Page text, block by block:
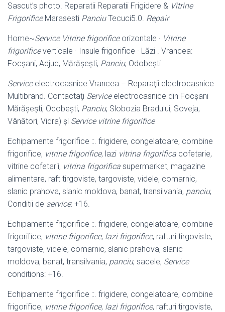
Sascut’s photo. Reparatii Reparatii Frigidere & Vitrine
FrigorificeMarasesti PanciuTecuci5.0. Repair
Home~Service Vitrine frigorificeorizontale · Vitrine
frigorificeverticale · Insule frigorifice · Lăzi . Vrancea:
Focșani, Adjud, Mărășești, Panciu, Odobești
Serviceelectrocasnice Vrancea – Reparaţii electrocasnice
Multibrand. Contactaţi Serviceelectrocasnice din Focşani
Mărăşeşti, Odobeşti, Panciu, Slobozia Bradului, Soveja,
Vânători, Vidra) şi Service vitrine frigorifice
Echipamente frigorifice ::. frigidere, congelatoare, combine
frigorifice, vitrine frigorifice, lazi vitrina frigorifica cofetarie,
vitrine cofetarii, vitrina frigorifica supermarket, magazine
alimentare, raft tirgoviste, targoviste, videle, comarnic,
slanic prahova, slanic moldova, banat, transilvania, panciu,
Conditii de service: +16.
Echipamente frigorifice ::. frigidere, congelatoare, combine
frigorifice, vitrine frigorifice, lazi frigorifice, rafturi tirgoviste,
targoviste, videle, comarnic, slanic prahova, slanic
moldova, banat, transilvania, panciu, sacele, Service
conditions: +16.
Echipamente frigorifice ::. frigidere, congelatoare, combine
frigorifice, vitrine frigorifice, lazi frigorifice, rafturi tirgoviste,